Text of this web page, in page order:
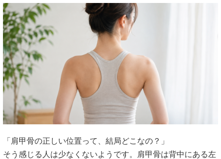
「肩甲骨の正しい位置って、結局どこなの？」
そう感じる人は少なくないようです。肩甲骨は背中にある左